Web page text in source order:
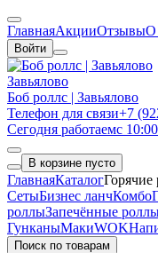
ГлавнаяАкцииОтзывыО
Войти
Завьялово
Боб роллс | Завьялово
Телефон для связи+7
Сегодня работаемс
В корзине пусто
ГлавнаяКаталогГорячие
СетыБизнес ланчКомбо
роллыЗапечённые
ГунканыМакиWOK
Поиск по товарам